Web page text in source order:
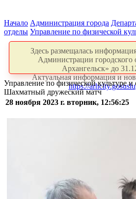
Начало Администрация города
отделы Управление по физической
Здесь размещалась
Администрации городского
Архангельск» до
Актуальная информация и
https://
Управление по физической культуре и
Шахматный дружеский матч
28 ноября 2023 г. вторник, 12:56:25